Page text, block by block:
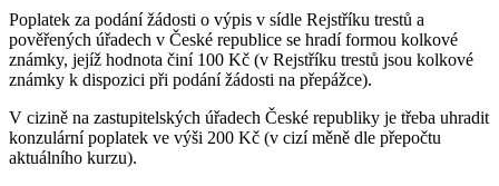
Poplatek za podání žádosti o výpis v sídle Rejstříku trestů a
pověřených úřadech v České republice se hradí formou kolkové
známky, jejíž hodnota činí 100 Kč (v Rejstříku trestů jsou kolkové
známky k dispozici při podání žádosti na přepážce).
V cizině na zastupitelských úřadech České republiky je třeba uhradit
konzulární poplatek ve výši 200 Kč (v cizí měně dle přepočtu
aktuálního kurzu).